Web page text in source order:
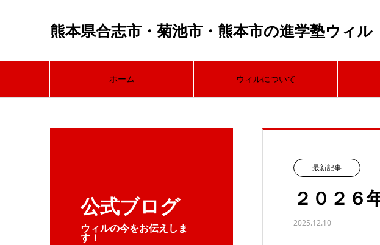
熊本県合志市・菊池市・熊本市の進学塾ウィル
ホーム ウィルについて
公式ブログ
ウィルの今をお伝えしま
す！
最新記事
２０２
2025.12.10